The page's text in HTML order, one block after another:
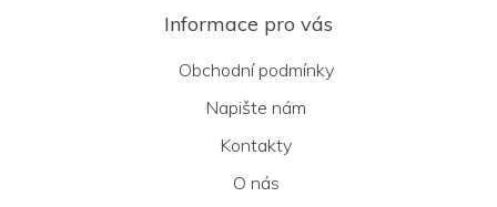
Informace pro vás
Obchodní podmínky
Napište nám
Kontakty
O nás